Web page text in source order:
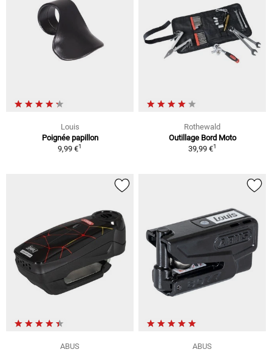
Louis
Poignée papillon
9,99 €1
Rothewald
Outillage Bord Moto
39,99 €1
ABUS ABUS